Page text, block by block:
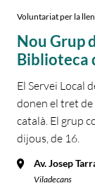
Voluntariat per la
Nou Grup
Biblioteca
El Servei Local
donen el tret
català. El grup
dijous, de 16.
Av. Josep
Viladecans